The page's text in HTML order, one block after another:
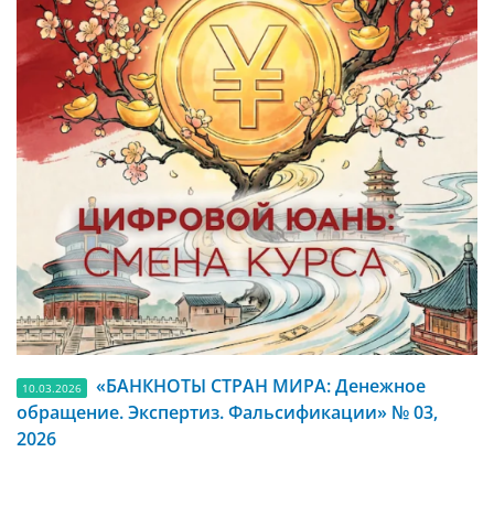
10.03.2026
«БАНКНОТЫ СТРАН МИРА: Денежное
обращение. Экспертиз. Фальсификации» № 03,
2026